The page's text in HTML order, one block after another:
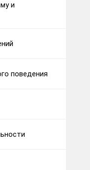
и
поведения